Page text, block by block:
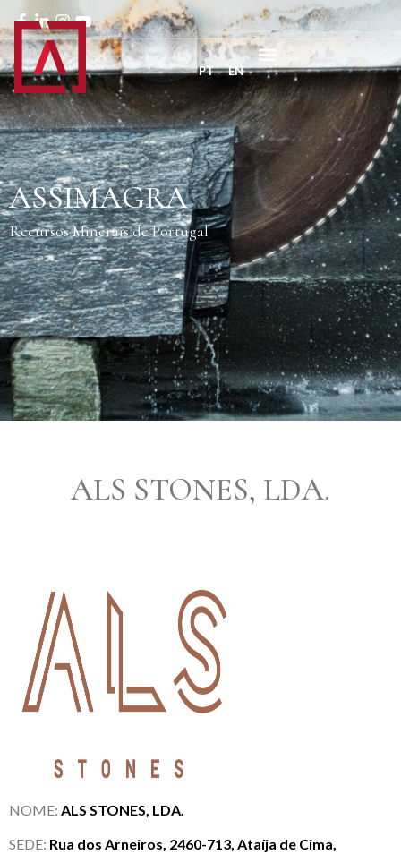
PT EN
ASSIMAGRA
Recursos Minerais de Portugal
ALS STONES, LDA.
NOME: ALS STONES, LDA.
SEDE: Rua dos Arneiros, 2460-713, Ataíja de Cima,